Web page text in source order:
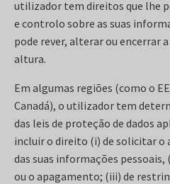
utilizador tem direitos que lhe
e controlo sobre as suas
pode rever, alterar ou encerrar
altura.
Em algumas regiões (como o
Canadá), o utilizador tem
das leis de proteção de dados
incluir o direito (i) de solicitar o
das suas informações
ou o apagamento; (iii) de